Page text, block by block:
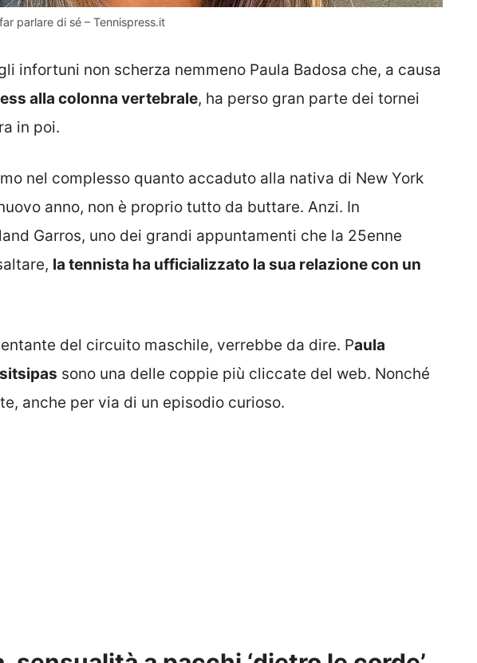
parlare di sé – Tennispress.it
infortuni non scherza nemmeno Paula Badosa che, a causa
alla colonna vertebrale, ha perso gran parte dei tornei
in poi.
nel complesso quanto accaduto alla nativa di New York
anno, non è proprio tutto da buttare. Anzi. In
Garros, uno dei grandi appuntamenti che la 25enne
la tennista ha ufficializzato la sua relazione con un
del circuito maschile, verrebbe da dire. Paula
sono una delle coppie più cliccate del web. Nonché
anche per via di un episodio curioso.